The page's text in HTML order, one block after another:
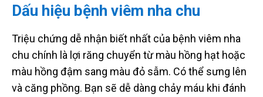
Dấu hiệu bệnh viêm nha chu
Triệu chứng dễ nhận biết nhất của bệnh viêm nha
chu chính là lợi răng chuyển từ màu hồng hạt hoặc
màu hồng đậm sang màu đỏ sẫm. Có thể sưng lên
và căng phồng. Bạn sẽ dễ dàng chảy máu khi đánh